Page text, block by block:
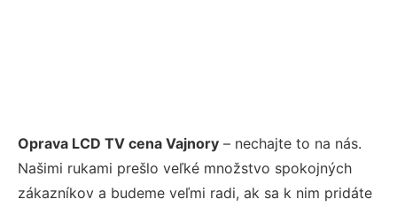
Oprava LCD TV cena Vajnory – nechajte to na nás.
Našimi rukami prešlo veľké množstvo spokojných
zákazníkov a budeme veľmi radi, ak sa k nim pridáte